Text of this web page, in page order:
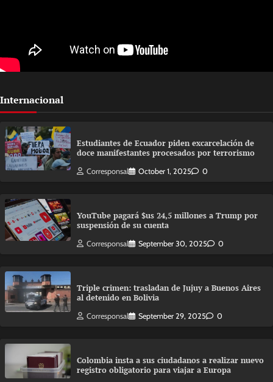
Internacional
Estudiantes de Ecuador piden excarcelación de
doce manifestantes procesados por terrorismo
Corresponsal October 1, 2025 0
YouTube pagará $us 24,5 millones a Trump por
suspensión de su cuenta
Corresponsal September 30, 2025 0
Triple crimen: trasladan de Jujuy a Buenos Aires
al detenido en Bolivia
Corresponsal September 29, 2025 0
Colombia insta a sus ciudadanos a realizar nuevo
registro obligatorio para viajar a Europa